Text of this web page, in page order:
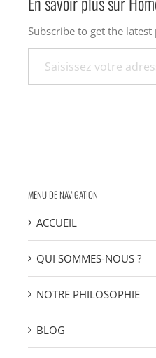
Subscribe to get the
Saisissez votre adresse e-mail…
MENU DE NAVIGATION
ACCUEIL
QUI SOMMES-NOUS ?
NOTRE PHILOSOPHIE
BLOG